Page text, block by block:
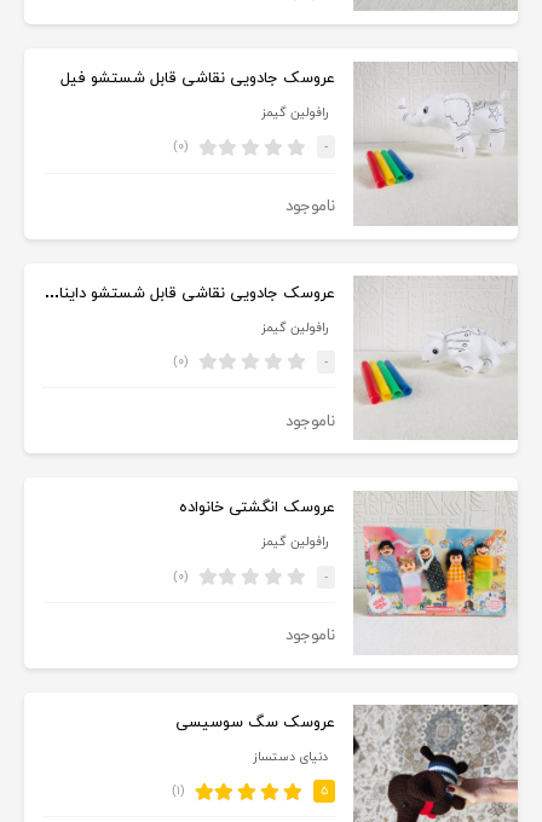
عروسک جادویی نقاشی قابل شستشو فیل
رافولین گیمز
- (۰)
ناموجود
عروسک جادویی نقاشی قابل شستشو دایناسور
رافولین گیمز
- (۰)
ناموجود
عروسک انگشتی خانواده
رافولین گیمز
- (۰)
ناموجود
عروسک سگ سوسیسی
دنیای دستساز
۵ (۱)